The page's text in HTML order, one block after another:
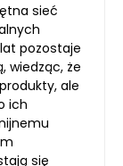
sieć
pozostaje
wiedząc, że
ale
ich
się